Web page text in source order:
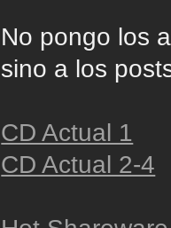
No pongo los
sino a los
CD Actual 1
CD Actual 2-4